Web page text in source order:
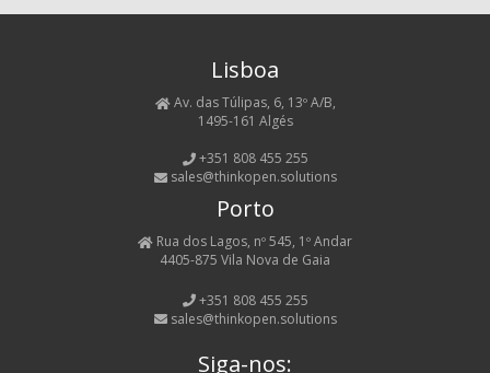
Lisboa
Av. das Túlipas, 6, 13º A/B,
1495-161 Algés
+351 808 455 255
sales@thinkopen.solutions
Porto
Rua dos Lagos, nº 545, 1º Andar
4405-875 Vila Nova de Gaia
+351 808 455 255
sales@thinkopen.solutions
Siga-nos: